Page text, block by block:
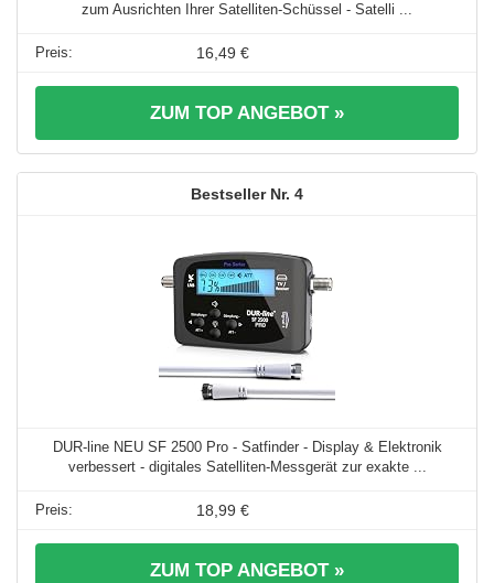
zum Ausrichten Ihrer Satelliten-Schüssel - Satelli ...
16,49 €
ZUM TOP ANGEBOT »
4
DUR-line NEU SF 2500 Pro - Satfinder - Display & Elektronik
verbessert - digitales Satelliten-Messgerät zur exakte ...
18,99 €
ZUM TOP ANGEBOT »